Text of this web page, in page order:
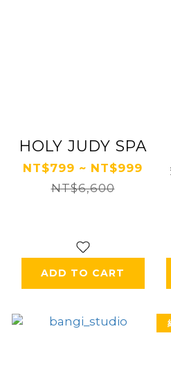
HOLY JUDY SPA
NT$799 ~ NT$999
NT$6,600
ADD TO CART